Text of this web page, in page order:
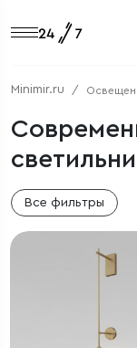
Minimir.ru
Все фильтры